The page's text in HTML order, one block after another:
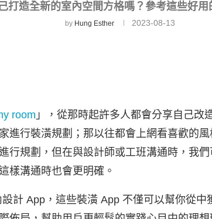
打造全新的室內空間方格嗎？參考這些好
by Hung Esther 2023-08-13
room 」，從那時起許多人都會分享自己改
進行裝潢規劃；那以往都會上網看喜歡的風
行規劃，但在與設計師或工班溝通時，我們
樣溝通時也會更明確。
計 App，這些裝潢 App 不僅可以幫你從中